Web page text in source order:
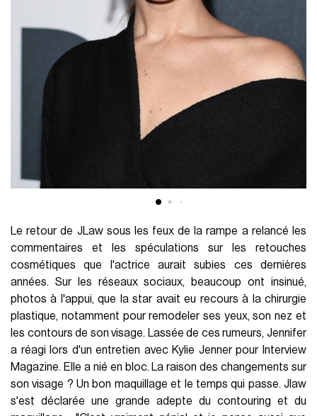
Le retour de JLaw sous les feux de la rampe a relancé les
commentaires et les spéculations sur les retouches
cosmétiques que l'actrice aurait subies ces dernières
années. Sur les réseaux sociaux, beaucoup ont insinué,
photos à l'appui, que la star avait eu recours à la chirurgie
plastique, notamment pour remodeler ses yeux, son nez et
les contours de son visage. Lassée de ces rumeurs, Jennifer
a réagi lors d'un entretien avec Kylie Jenner pour Interview
Magazine. Elle a nié en bloc. La raison des changements sur
son visage ? Un bon maquillage et le temps qui passe. Jlaw
s'est déclarée une grande adepte du contouring et du